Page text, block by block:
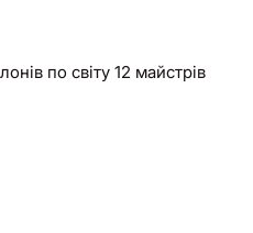
Стратулат Ми в Європі Ми в Польщі 9 салонів по світу 12 майстрів